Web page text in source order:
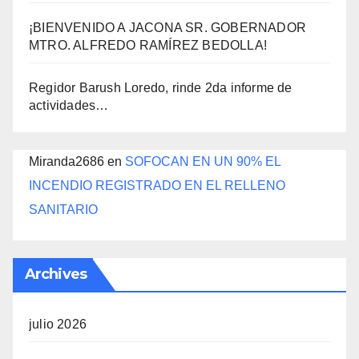
¡BIENVENIDO A JACONA SR. GOBERNADOR
MTRO. ALFREDO RAMÍREZ BEDOLLA!
Regidor Barush Loredo, rinde 2da informe de
actividades…
Miranda2686 en SOFOCAN EN UN 90% EL
INCENDIO REGISTRADO EN EL RELLENO
SANITARIO
Archives
julio 2026